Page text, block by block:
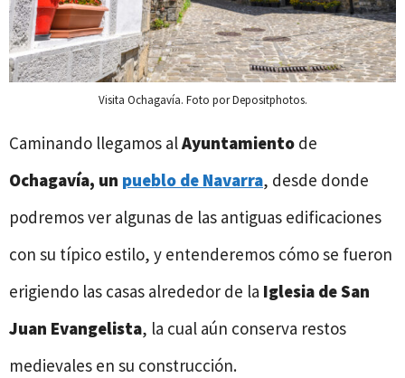
Visita Ochagavía. Foto por Depositphotos.
Caminando llegamos alAyuntamiento de
Ochagavía, un pueblo de Navarra, desde donde
podremos ver algunas de las antiguas edificaciones
con su típico estilo, y entenderemos cómo se fueron
erigiendo las casas alrededor de la Iglesia de San
Juan Evangelista, la cual aún conserva restos
medievales en su construcción.